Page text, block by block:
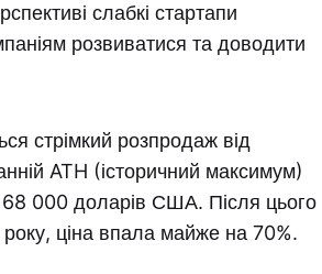
слабкі стартапи
розвиватися та доводити
стрімкий розпродаж від
ATH (історичний максимум)
68 000 доларів США. Після цього
ціна впала майже на 70%.